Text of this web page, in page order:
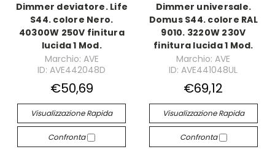
Dimmer deviatore. Life
S44. colore Nero.
40300W 250V finitura
lucida 1 Mod.
Marchio: AVE
ID: AVE442048D
€50,69
Visualizzazione Rapida
Confronta
Dimmer universale.
Domus S44. colore RAL
9010. 3220W 230V
finitura lucida 1 Mod.
Marchio: AVE
ID: AVE441048UL
€69,12
Visualizzazione Rapida
Confronta